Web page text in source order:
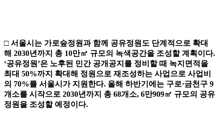
□ 서울시는 가로숲정원과 함께 공유정원도 단계적으로 확대
해 2030년까지 총 10만㎡ 규모의 녹색공간을 조성할 계획이다.
‘공유정원 ’은 노후된 민간 공개공지를 정비할 때 녹지면적을
최대 50%까지 확대해 정원으로 재조성하는 사업으로 사업비
의 70%를 서울시가 지원한다. 올해 하반기에는 구로·금천구 9
개소를 시작으로 2030년까지 총 68개소, 6만909㎡ 규모의 공유
정원을 조성할 예정이다.